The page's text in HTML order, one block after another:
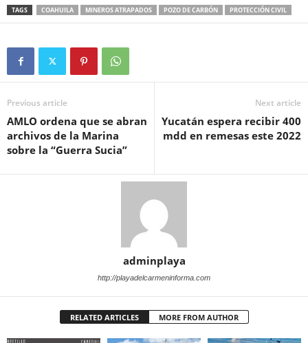
TAGS COAHUILA MINEROS ATRAPADOS POZO DE CARBÓN PROTECCIÓN CIVIL
Previous article
AMLO ordena que se abran
archivos de la Marina
sobre la “Guerra Sucia”
Next article
Yucatán espera recibir 400
mdd en remesas este 2022
adminplaya
http://playadelcarmeninforma.com
RELATED ARTICLES MORE FROM AUTHOR